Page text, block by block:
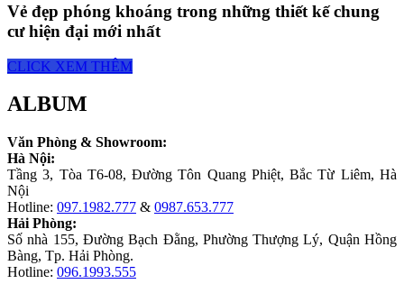
Vẻ đẹp phóng khoáng trong những thiết kế chung
cư hiện đại mới nhất
CLICK XEM THÊM
ALBUM
Văn Phòng & Showroom:
Hà Nội:
Tầng 3, Tòa T6-08, Đường Tôn Quang Phiệt, Bắc Từ Liêm, Hà
Nội
Hotline: 097.1982.777 & 0987.653.777
Hải Phòng:
Số nhà 155, Đường Bạch Đằng, Phường Thượng Lý, Quận Hồng
Bàng, Tp. Hải Phòng.
Hotline: 096.1993.555